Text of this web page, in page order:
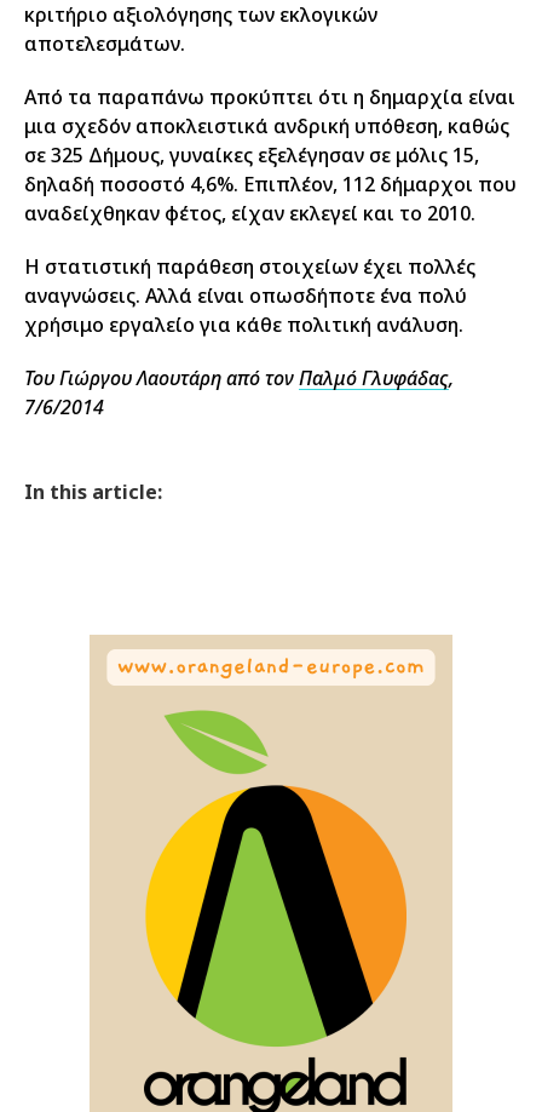
κριτήριο αξιολόγησης των εκλογικών
αποτελεσμάτων.
Από τα παραπάνω προκύπτει ότι η δημαρχία είναι
μια σχεδόν αποκλειστικά ανδρική υπόθεση, καθώς
σε 325 Δήμους, γυναίκες εξελέγησαν σε μόλις 15,
δηλαδή ποσοστό 4,6%. Επιπλέον, 112 δήμαρχοι που
αναδείχθηκαν φέτος, είχαν εκλεγεί και το 2010.
Η στατιστική παράθεση στοιχείων έχει πολλές
αναγνώσεις. Αλλά είναι οπωσδήποτε ένα πολύ
χρήσιμο εργαλείο για κάθε πολιτική ανάλυση.
Του Γιώργου Λαουτάρη από τονΠαλμό Γλυφάδας,
7/6/2014
In this article: